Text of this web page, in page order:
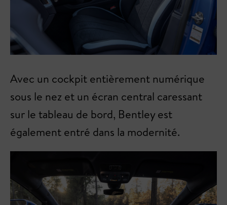
Avec un cockpit entièrement numérique
sous le nez et un écran central caressant
sur le tableau de bord, Bentley est
également entré dans la modernité.